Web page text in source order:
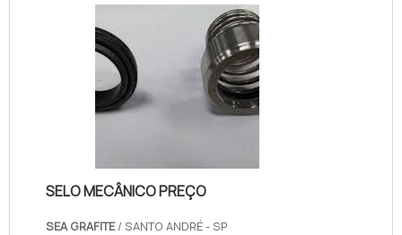
SELO MECÂNICO PREÇO
SEA GRAFITE/ SANTO ANDRÉ - SP